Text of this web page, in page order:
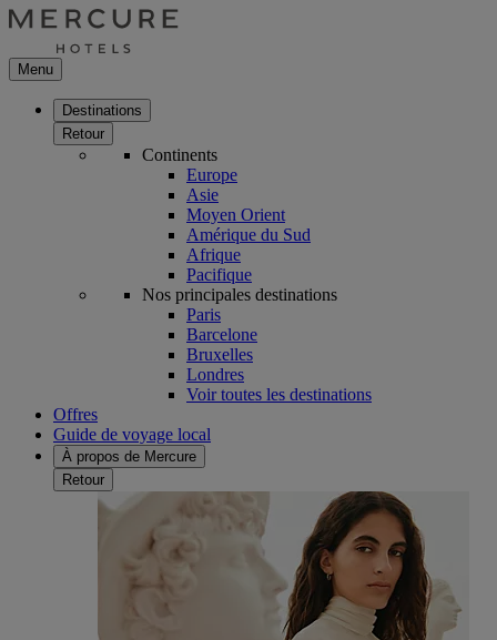
Menu
Destinations
Retour
Continents
Europe
Asie
Moyen Orient
Amérique du Sud
Afrique
Pacifique
Nos principales destinations
Paris
Barcelone
Bruxelles
Londres
Voir toutes les destinations
Offres
Guide de voyage local
À propos de Mercure
Retour